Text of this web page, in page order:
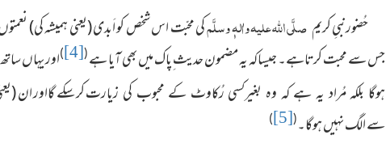
حُضورنبیِ کریمصلَّی اللہ علیہ واٰلہٖ وسلَّمکی محبّت اس شخص کو اَبدی (یعنی ہمیشہ کی)
جس سے محبت کرتاہے۔ جیساکہ یہ مضمون حدیث ِپاک میں بھی آیا ہے(
[4]
)اور یہاں
ہوگا بلکہ مُراد یہ ہے کہ وہ بغیرکسی رُکاوٹ کے محبوب کی زیارتکرسکے گااور ان
سے الگ نہیں ہوگا۔(
[5]
)